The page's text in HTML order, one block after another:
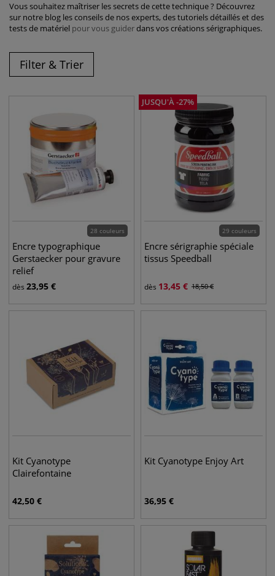
Vous souhaitez maîtriser les secrets de cette technique ? Découvrez
sur notre blog les conseils de nos experts, des tutoriels détaillés et des
tests de matériel pour vous guiderdans vos créations sérigraphiques.
Filter & Trier
28 couleurs
Encre typographique
Gerstaecker pour gravure
relief
dès 23,95 €
JUSQU'À-27%
29 couleurs
Encre sérigraphie spéciale
tissus Speedball
dès 13,45 € 18,50€
Kit Cyanotype
Clairefontaine
42,50 €
Kit Cyanotype Enjoy Art
36,95 €